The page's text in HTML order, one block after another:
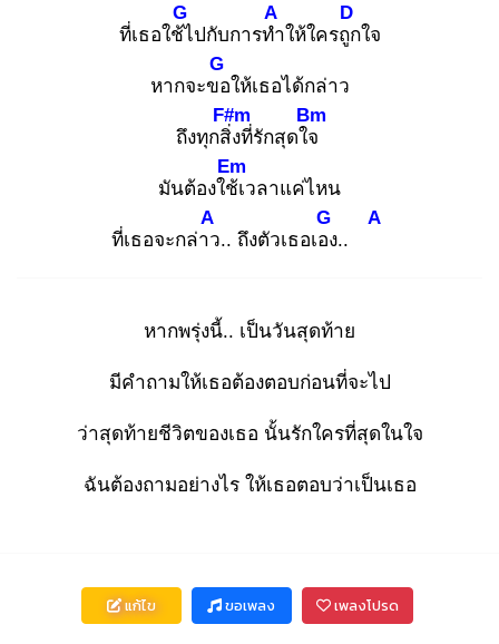
ที่เธอใช้ไ
G
ปกับการทำ
A
ให้ใครถูก
D
ใจ
หากจะขอ
G
ให้เธอได้กล่าว
ถึงทุกสิ่ง
F#m
ที่รักสุดใจ
Bm
มันต้องใช้เ
Em
วลาแค่ไหน
ที่เธอจะกล่าว
A
.. ถึงตัวเธอเอง
G
..
A
หากพรุ่งนี้.. เป็นวันสุดท้าย
มีคำถามให้เธอต้องตอบก่อนที่จะไป
ว่าสุดท้ายชีวิตของเธอ นั้นรักใครที่สุดในใจ
ฉันต้องถามอย่างไร ให้เธอตอบว่าเป็นเธอ
แก้ไข ขอเพลง เพลงโปรด